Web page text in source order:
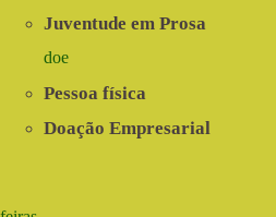
Juventude em Prosa
doe
Pessoa física
Doação Empresarial